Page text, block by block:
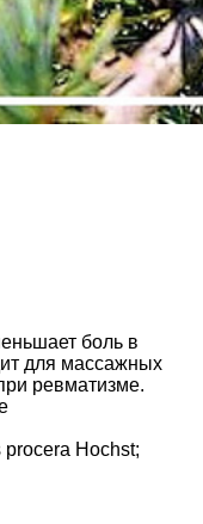
боль в
для массажных
ревматизме.
Hochst;